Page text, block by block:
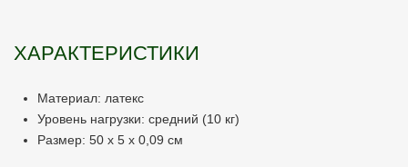
ХАРАКТЕРИСТИКИ
Материал: латекс
Уровень нагрузки: средний (10 кг)
Размер: 50 х 5 х 0,09 см